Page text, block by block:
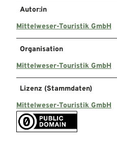
Autor:in
Mittelweser-Touristik GmbH
Organisation
Mittelweser-Touristik GmbH
Lizenz (Stammdaten)
Mittelweser-Touristik GmbH